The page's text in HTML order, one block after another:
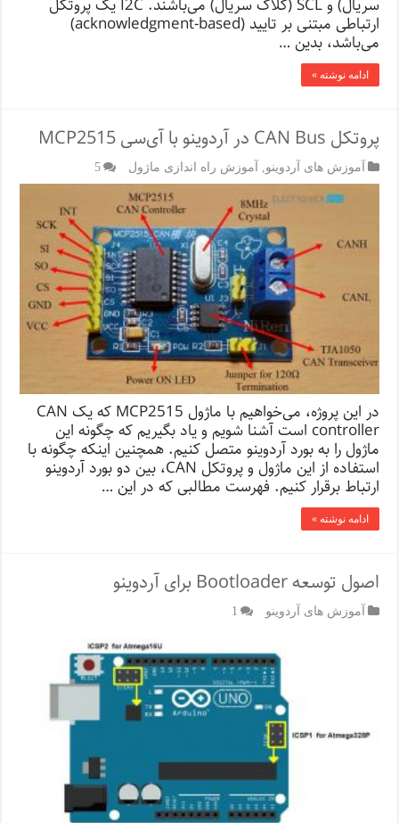
سریال) و SCL (کلاک سریال) می‌باشند. I2C یک پروتکل
ارتباطی مبتنی بر تایید (acknowledgment-based)
می‌باشد، بدین …
ادامه نوشته »
پروتکل CAN Bus در آردوینو با آی‌سی MCP2515
آموزش های آردوینو ,آموزش راه اندازی ماژول 5
در این پروژه، می‌خواهیم با ماژول MCP2515 که یک CAN
controller است آشنا شویم و یاد بگیریم که چگونه این
ماژول را به بورد آردوینو متصل کنیم. همچنین اینکه چگونه با
استفاده از این ماژول و پروتکل CAN، بین دو بورد آردوینو
ارتباط برقرار کنیم. فهرست مطالبی که در این …
ادامه نوشته »
اصول توسعه Bootloader برای آردوینو
آموزش های آردوینو 1